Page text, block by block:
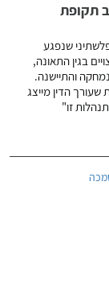
תקופת
שנפגע
בגין התאונה,
והתיישנה.
הדין מייצג
זו"